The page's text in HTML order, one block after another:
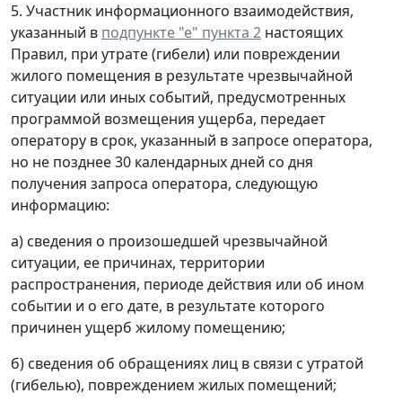
5. Участник информационного взаимодействия,
указанный в подпункте "е" пункта 2 настоящих
Правил, при утрате (гибели) или повреждении
жилого помещения в результате чрезвычайной
ситуации или иных событий, предусмотренных
программой возмещения ущерба, передает
оператору в срок, указанный в запросе оператора,
но не позднее 30 календарных дней со дня
получения запроса оператора, следующую
информацию:
а) сведения о произошедшей чрезвычайной
ситуации, ее причинах, территории
распространения, периоде действия или об ином
событии и о его дате, в результате которого
причинен ущерб жилому помещению;
б) сведения об обращениях лиц в связи с утратой
(гибелью), повреждением жилых помещений;